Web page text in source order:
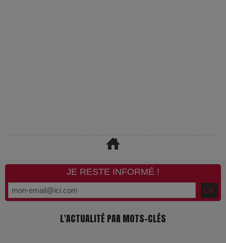
JE RESTE INFORMÉ !
L'ACTUALITÉ PAR MOTS-CLÉS